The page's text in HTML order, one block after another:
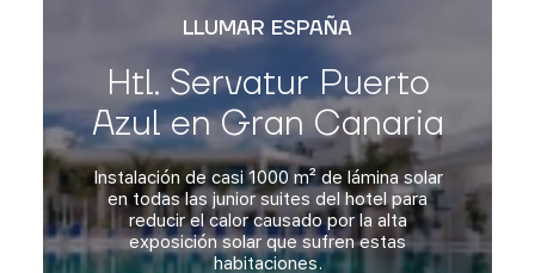
LLUMAR ESPAÑA
Htl. Servatur Puerto
Azul en Gran Canaria
Instalación de casi 1000 m² de lámina solar
en todas las junior suites del hotel para
reducir el calor causado por la alta
exposición solar que sufren estas
habitaciones.